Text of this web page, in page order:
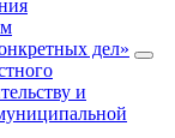
дел»
и